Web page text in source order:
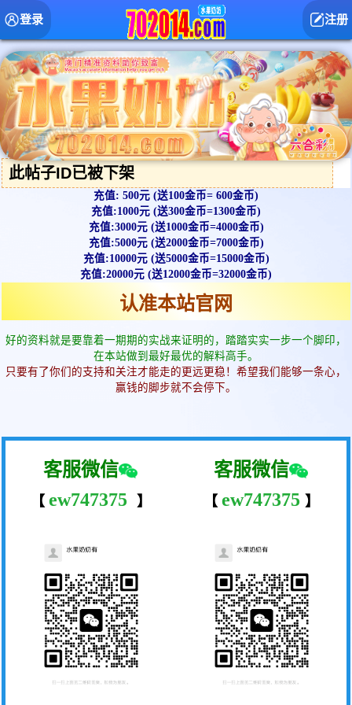
注册
登录
此帖子ID已被下架
充值: 500元 (送100金币= 600金币)
充值:1000元 (送300金币=1300金币)
充值:3000元 (送1000金币=4000金币)
充值:5000元 (送2000金币=7000金币)
充值:10000元 (送5000金币=15000金币)
充值:20000元 (送12000金币=32000金币)
认准本站官网
好的资料就是要靠着一期期的实战来证明的，踏踏实实一步一个脚印，
在本站做到最好最优的解料高手。
只要有了你们的支持和关注才能走的更远更稳！希望我们能够一条心，
赢钱的脚步就不会停下。
客服微信
【 ew747375 】
客服微信
【 ew747375 】